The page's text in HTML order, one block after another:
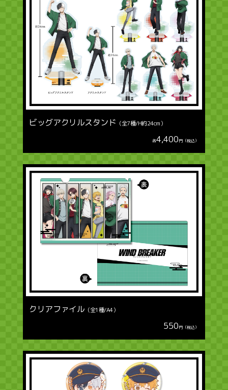
ビッグアクリルスタンド （全7種/H約24cm）
各4,400円（税込）
クリアファイル （全1種/A4）
550円（税込）